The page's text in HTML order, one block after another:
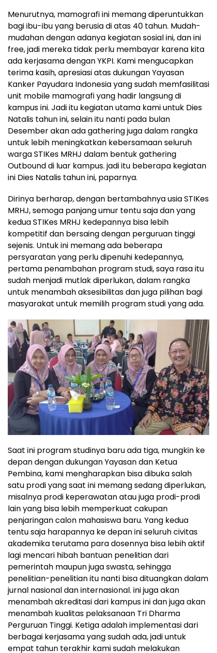
Menurutnya, mamografi ini memang diperuntukkan
bagi ibu-ibu yang berusia di atas 40 tahun. Mudah-
mudahan dengan adanya kegiatan sosial ini, dan ini
free, jadi mereka tidak perlu membayar karena kita
ada kerjasama dengan YKPI. Kami mengucapkan
terima kasih, apresiasi atas dukungan Yayasan
Kanker Payudara Indonesia yang sudah memfasilitasi
unit mobile mamografi yang hadir langsung di
kampus ini. Jadi itu kegiatan utama kami untuk Dies
Natalis tahun ini, selain itu nanti pada bulan
Desember akan ada gathering juga dalam rangka
untuk lebih meningkatkan kebersamaan seluruh
warga STIKes MRHJ dalam bentuk gathering
Outbound di luar kampus. jadi itu beberapa kegiatan
ini Dies Natalis tahun ini, paparnya.
Dirinya berharap, dengan bertambahnya usia STIKes
MRHJ, semoga panjang umur tentu saja dan yang
kedua STIKes MRHJ kedepannya bisa lebih
kompetitif dan bersaing dengan perguruan tinggi
sejenis. Untuk ini memang ada beberapa
persyaratan yang perlu dipenuhi kedepannya,
pertama penambahan program studi, saya rasa itu
sudah menjadi mutlak diperlukan, dalam rangka
untuk menambah aksesibilitas dan juga pilihan bagi
masyarakat untuk memilih program studi yang ada.
Saat ini program studinya baru ada tiga, mungkin ke
depan dengan dukungan Yayasan dan Ketua
Pembina, kami mengharapkan bisa dibuka salah
satu prodi yang saat ini memang sedang diperlukan,
misalnya prodi keperawatan atau juga prodi-prodi
lain yang bisa lebih memperkuat cakupan
penjaringan calon mahasiswa baru. Yang kedua
tentu saja harapannya ke depan ini seluruh civitas
akademika terutama para dosennya bisa lebih aktif
lagi mencari hibah bantuan penelitian dari
pemerintah maupun juga swasta, sehingga
penelitian-penelitian itu nanti bisa dituangkan dalam
jurnal nasional dan internasional. ini juga akan
menambah akreditasi dari kampus ini dan juga akan
menambah kualitas pelaksanaan Tri Dharma
Perguruan Tinggi. Ketiga adalah implementasi dari
berbagai kerjasama yang sudah ada, jadi untuk
empat tahun terakhir kami sudah melakukan